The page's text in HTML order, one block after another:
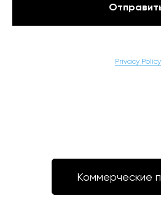
Privacy Policy
Коммерческие